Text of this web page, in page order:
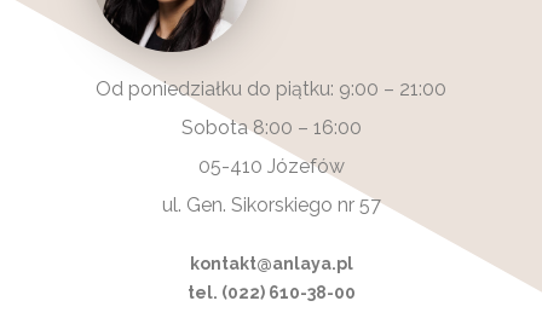
Od poniedziałku do piątku: 9:00 – 21:00
Sobota 8:00 – 16:00
05-410 Józefów
ul. Gen. Sikorskiego nr 57
kontakt@anlaya.pl
tel. (022) 610-38-00